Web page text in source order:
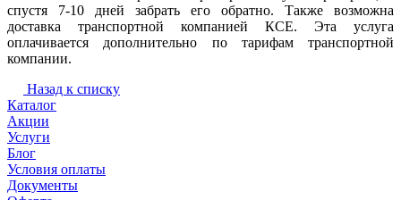
спустя 7-10 дней забрать его обратно. Также возможна
доставка транспортной компанией КСЕ. Эта услуга
оплачивается дополнительно по тарифам транспортной
компании.
Назад к списку
Каталог
Акции
Услуги
Блог
Условия оплаты
Документы